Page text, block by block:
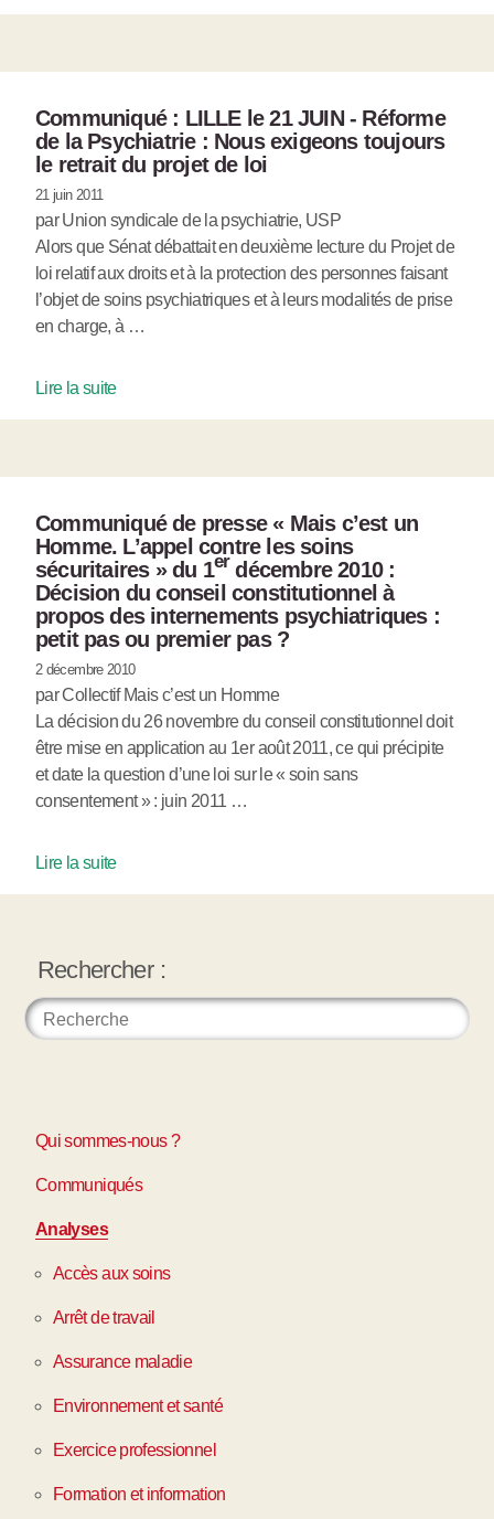
Communiqué : LILLE le 21 JUIN - Réforme
de la Psychiatrie : Nous exigeons toujours
le retrait du projet de loi
21 juin 2011
par Union syndicale de la psychiatrie, USP
Alors que Sénat débattait en deuxième lecture du Projet de
loi relatif aux droits et à la protection des personnes faisant
l’objet de soins psychiatriques et à leurs modalités de prise
en charge, à …
Lire la suite
Communiqué de presse « Mais c’est un
Homme. L’appel contre les soins
sécuritaires » du 1er décembre 2010 :
Décision du conseil constitutionnel à
propos des internements psychiatriques :
petit pas ou premier pas ?
2 décembre 2010
par Collectif Mais c’est un Homme
La décision du 26 novembre du conseil constitutionnel doit
être mise en application au 1er août 2011, ce qui précipite
et date la question d’une loi sur le « soin sans
consentement » : juin 2011 …
Lire la suite
Rechercher :
Qui sommes-nous ?
Communiqués
Analyses
Accès aux soins
Arrêt de travail
Assurance maladie
Environnement et santé
Exercice professionnel
Formation et information